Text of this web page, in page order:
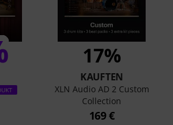
17%
KAUFTEN
XLN Audio AD 2 Custom
Collection
169 €